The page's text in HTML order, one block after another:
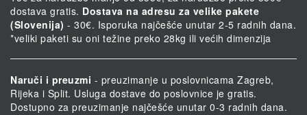
dostava gratis. Dostava na adresu za velike pakete
(Slovenija) - 30€. Isporuka najčešće unutar 2-5 radnih dana.
*veliki paketi su oni težine preko 28kg ili većih dimenzija
Naruči i preuzmi - preuzimanje u poslovnicama Zagreb,
Rijeka i Split. Usluga dostave do poslovnice je gratis.
Dostupno za preuzimanje najčešće unutar 0-3 radnih dana.